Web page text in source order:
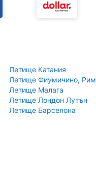
Летище Катания
Летище Фиумичино, Рим
Летище Малага
Летище Лондон Лутън
Летище Барселона